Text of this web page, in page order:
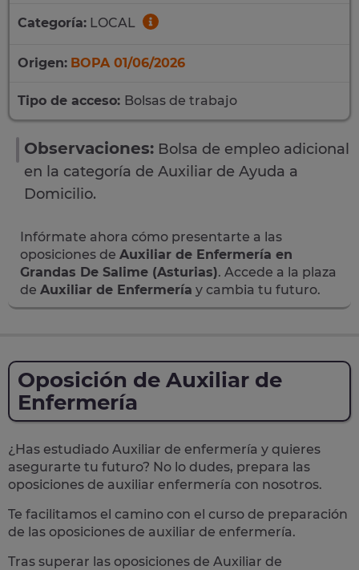
Categoría: LOCAL
Origen: BOPA 01/06/2026
Tipo de acceso: Bolsas de trabajo
Observaciones: Bolsa de empleo adicional
en la categoría de Auxiliar de Ayuda a
Domicilio.
Infórmate ahora cómo presentarte a las
oposiciones de Auxiliar de Enfermería en
Grandas De Salime (Asturias). Accede a la plaza
de Auxiliar de Enfermería y cambia tu futuro.
Oposición de Auxiliar de
Enfermería
¿Has estudiado Auxiliar de enfermería y quieres
asegurarte tu futuro? No lo dudes, prepara las
oposiciones de auxiliar enfermería con nosotros.
Te facilitamos el camino con el curso de preparación
de las oposiciones de auxiliar de enfermería.
Tras superar las oposiciones de Auxiliar de